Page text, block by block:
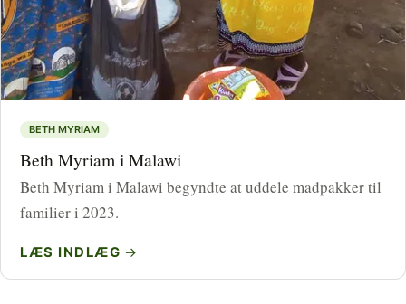
BETH MYRIAM
Beth Myriam i Malawi
Beth Myriam i Malawi begyndte at uddele madpakker til
familier i 2023.
LÆS INDLÆG